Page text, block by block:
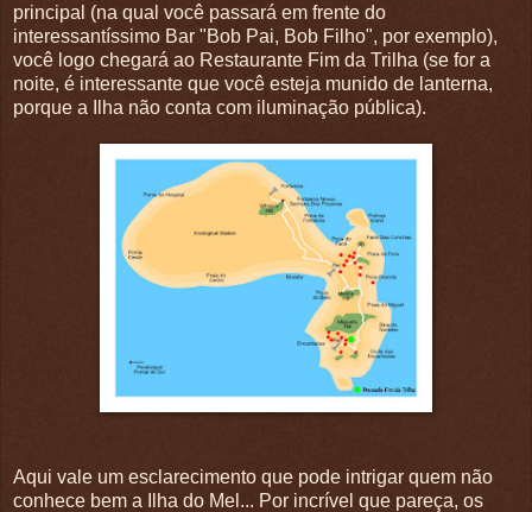
principal (na qual você passará em frente do
interessantíssimo Bar "Bob Pai, Bob Filho", por exemplo),
você logo chegará ao Restaurante Fim da Trilha (se for a
noite, é interessante que você esteja munido de lanterna,
porque a Ilha não conta com iluminação pública).
Aqui vale um esclarecimento que pode intrigar quem não
conhece bem a Ilha do Mel... Por incrível que pareça, os